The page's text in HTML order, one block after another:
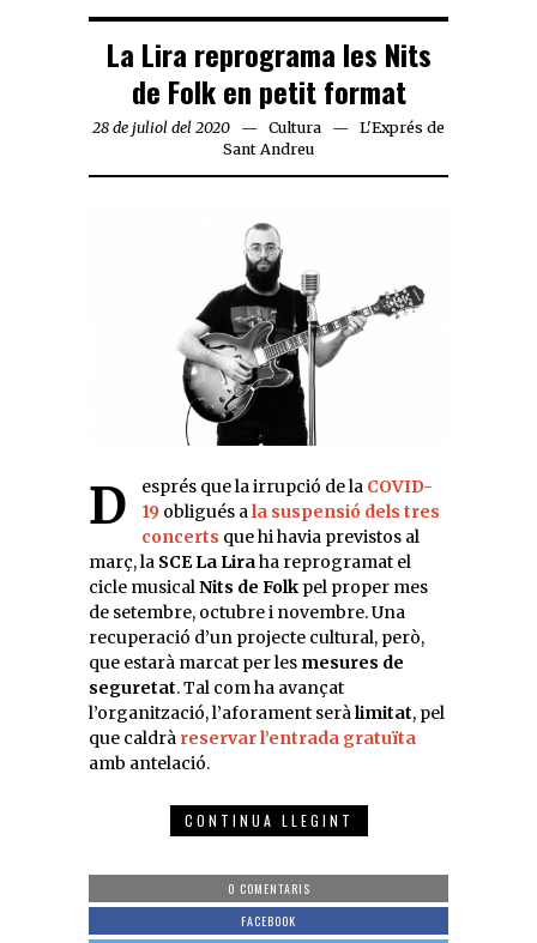
La Lira reprograma les Nits
de Folk en petit format
28 de juliol del 2020 Cultura
L'Exprés de
Sant Andreu
Després que la irrupció de la COVID-
19 obligués ala suspensió dels tres
concerts que hi havia previstos al
març, la SCE La Liraha reprogramat el
cicle musicalNits de Folk pel proper mes
de setembre, octubre i novembre. Una
recuperació d’un projecte cultural, però,
que estarà marcat per les mesures de
seguretat. Tal com ha avançat
l’organització, l’aforament seràlimitat, pel
que caldrà reservar l’entrada gratuïta
amb antelació.
CONTINUA LLEGINT
0 COMENTARIS
FACEBOOK